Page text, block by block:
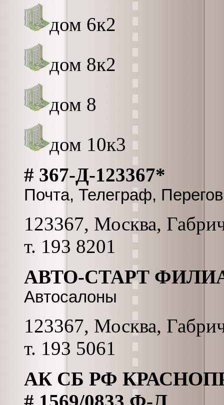
дом 6к2
дом 8к2
дом 8
дом 10к3
# 367-Д-123367*
Почта, Телеграф,
123367, Москва,
т. 193 8201
АВТО-СТАРТ
Автосалоны
123367, Москва,
т. 193 5061
АК СБ РФ